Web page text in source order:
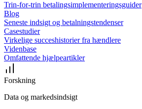
Trin-for-trin betalingsimplementeringsguider
Blog
Seneste indsigt og betalningstendenser
Casestudier
Virkelige succeshistorier fra hændlere
Videnbase
Omfattende hjælpeartikler
Forskning
Data og markedsindsigt